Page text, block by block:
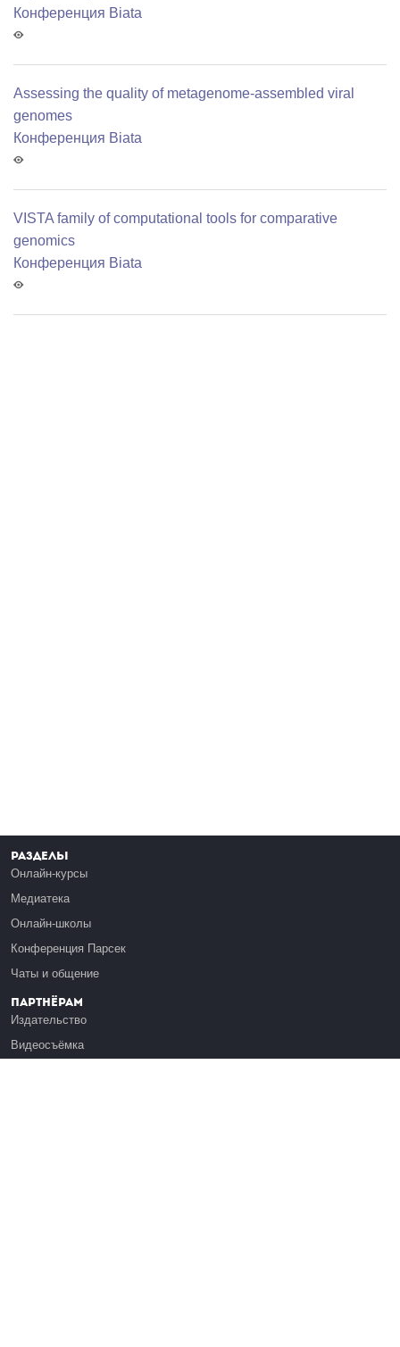
Конференция Biata
Assessing the quality of metagenome-assembled viral
genomes
Конференция Biata
VISTA family of computational tools for comparative
genomics
Конференция Biata
Разделы
Онлайн-курсы
Медиатека
Онлайн-школы
Конференция Парсек
Чаты и общение
Партнёрам
Издательство
Видеосъёмка